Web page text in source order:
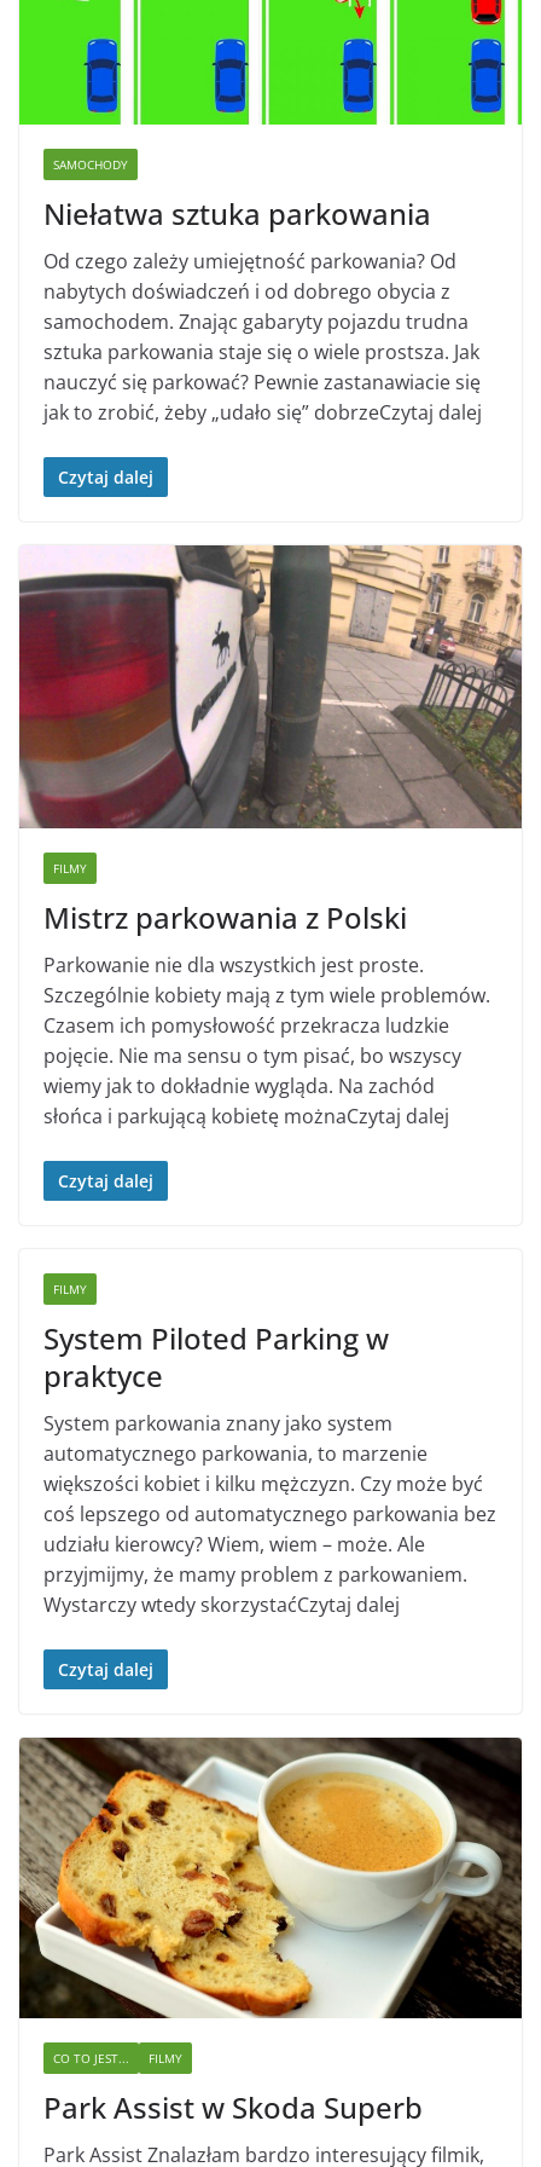
SAMOCHODY
Niełatwa sztuka parkowania
Od czego zależy umiejętność parkowania? Od
nabytych doświadczeń i od dobrego obycia z
samochodem. Znając gabaryty pojazdu trudna
sztuka parkowania staje się o wiele prostsza. Jak
nauczyć się parkować? Pewnie zastanawiacie się
jak to zrobić, żeby „udało się” dobrzeCzytaj dalej
Czytaj dalej
FILMY
Mistrz parkowania z Polski
Parkowanie nie dla wszystkich jest proste.
Szczególnie kobiety mają z tym wiele problemów.
Czasem ich pomysłowość przekracza ludzkie
pojęcie. Nie ma sensu o tym pisać, bo wszyscy
wiemy jak to dokładnie wygląda. Na zachód
słońca i parkującą kobietę możnaCzytaj dalej
Czytaj dalej
FILMY
System Piloted Parking w
praktyce
System parkowania znany jako system
automatycznego parkowania, to marzenie
większości kobiet i kilku mężczyzn. Czy może być
coś lepszego od automatycznego parkowania bez
udziału kierowcy? Wiem, wiem – może. Ale
przyjmijmy, że mamy problem z parkowaniem.
Wystarczy wtedy skorzystaćCzytaj dalej
Czytaj dalej
CO TO JEST... FILMY
Park Assist w Skoda Superb
Park Assist Znalazłam bardzo interesujący filmik,